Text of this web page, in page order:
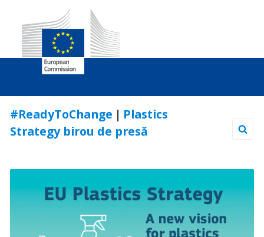
to
Content
#ReadyToChange | Plastics
Strategy birou de presă